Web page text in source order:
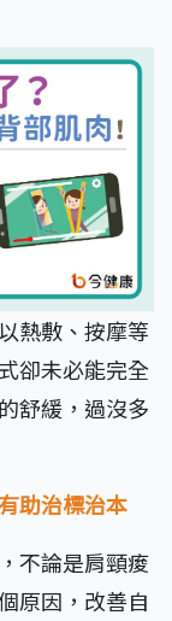
熱敷、按摩等
卻未必能完全
舒緩，過沒多
助治標治本
不論是肩頸痠
原因，改善自